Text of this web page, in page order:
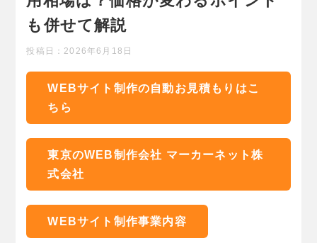
も併せて解説
投稿日： 2026年6月18日
WEBサイト制作の自動お見積もりはこ
ちら
東京のWEB制作会社 マーカーネット株
式会社
WEBサイト制作事業内容